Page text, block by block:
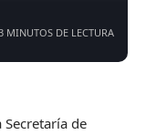
3 MINUTOS DE LECTURA
de